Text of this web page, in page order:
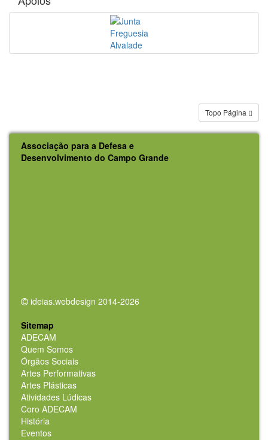
Topo Página
Associação para a Defesa e
Desenvolvimento do Campo Grande
ideias.webdesign 2014-2026
Sitemap
ADECAM
Quem Somos
Órgãos Sociais
Artes Performativas
Artes Plásticas
Atividades Lúdicas
Coro ADECAM
História
Eventos